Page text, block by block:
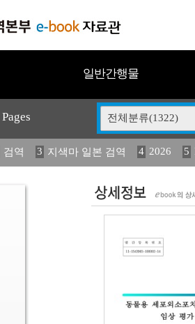
일반간행물
Pages 전체분류(1322)
검역 3 지색마 일본 검역 4 2026 5
식물 도감 13 (2013년도) 식 14 구